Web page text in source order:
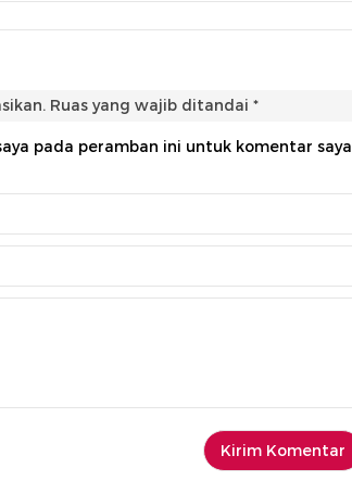
Ruas yang wajib ditandai *
pada peramban ini untuk komentar saya